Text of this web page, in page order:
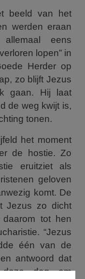
beeld van het
werden eraan
eens
lopen” in
Herder op
zo blijft Jezus
gaan. Hij laat
de weg kwijt is,
tonen.
het moment
de hostie. Zo
eruitziet als
geloven
komt. De
Jezus zo dicht
tot hen
“Jezus
één van de
antwoord dat
deze dag om